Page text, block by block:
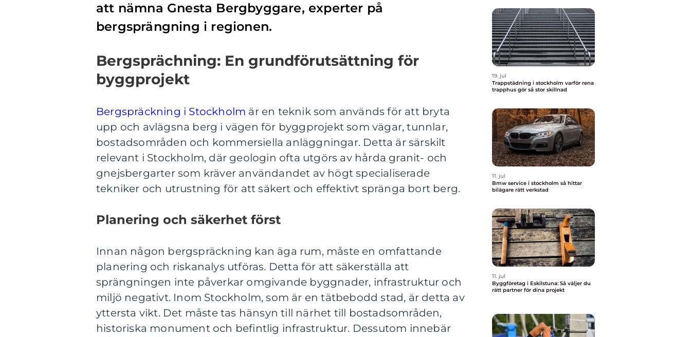
att nämna Gnesta Bergbyggare, experter på
bergsprängning i regionen.
Bergsprächning: En grundförutsättning för
byggprojekt
Bergspräckning i Stockholm är en teknik som används för att bryta
upp och avlägsna berg i vägen för byggprojekt som vägar, tunnlar,
bostadsområden och kommersiella anläggningar. Detta är särskilt
relevant i Stockholm, där geologin ofta utgörs av hårda granit- och
gnejsbergarter som kräver användandet av högt specialiserade
tekniker och utrustning för att säkert och effektivt spränga bort berg.
Planering och säkerhet först
Innan någon bergspräckning kan äga rum, måste en omfattande
planering och riskanalys utföras. Detta för att säkerställa att
sprängningen inte påverkar omgivande byggnader, infrastruktur och
miljö negativt. Inom Stockholm, som är en tätbebodd stad, är detta av
yttersta vikt. Det måste tas hänsyn till närhet till bostadsområden,
historiska monument och befintlig infrastruktur. Dessutom innebär
19. jul
Trappstädning i stockholm varför rena
trapphus gör så stor skillnad
11. jul
Bmw service i stockholm så hittar
bilägare rätt verkstad
11. jul
Byggföretag i Eskilstuna: Så väljer du
rätt partner för dina projekt